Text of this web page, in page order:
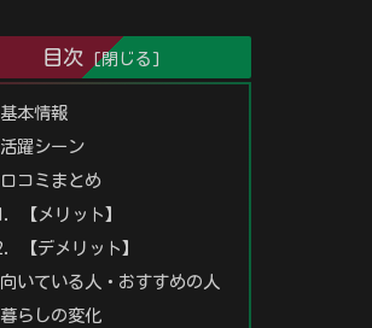
目次
基本情報
活躍シーン
口コミまとめ
【メリット】
【デメリット】
向いている人・おすすめの人
暮らしの変化